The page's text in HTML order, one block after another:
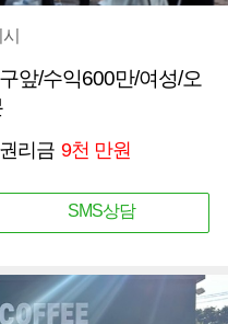
앞/수익600만/여성/오
권리금 9천 만원
SMS상담